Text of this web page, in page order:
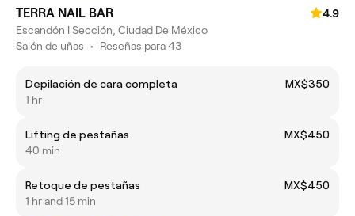
TERRA NAIL BAR
4.9
Escandón I Sección, Ciudad De México
Salón de uñas • Reseñas para 43
Depilación de cara completa
MX$350
1 hr
Lifting de pestañas
MX$450
40 min
Retoque de pestañas
MX$450
1 hr and 15 min